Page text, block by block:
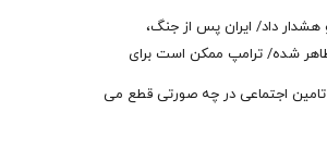
بدون پشتیبانی مردمی
هشدار داد/ ایران پس از جنگ،
شده/ ترامپ ممکن است برای
نمادین پیش از انتخابات میان‌دوره‌ای
روی بیاورد
اجتماعی در چه صورتی قطع می